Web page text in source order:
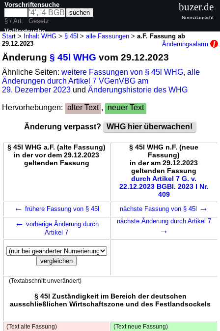
Start > Inhalt WHG > § 45l >alle Fassungen >a.F. Fassung ab
29.12.2023
Änderungsalarm
Änderung§ 45l WHG vom 29.12.2023
Ähnliche Seiten:weitere Fassungen von § 45l WHG,alle
Änderungen durch Artikel 7 VGenVBG am
29. Dezember 2023 undÄnderungshistorie des WHG
Hervorhebungen: alter Text , neuer Text
Änderung verpasst? WHG hier überwachen!
§ 45l WHG a.F. (alte Fassung)
in der vor dem 29.12.2023
geltenden Fassung
§ 45l WHG n.F. (neue
Fassung)
in der am 29.12.2023
geltenden Fassung
durch Artikel 7 G. v.
22.12.2023 BGBl. 2023 I Nr.
409
← frühere Fassung von § 45l nächste Fassung von § 45l →
← vorherige Änderung durch
Artikel 7
nächste Änderung durch Artikel 7
→
(Textabschnitt unverändert)
§ 45l Zuständigkeit im Bereich der deutschen
ausschließlichen Wirtschaftszone und des Festlandsockels
(Text alte Fassung) (Text neue Fassung)
Vorschriftensuche
§ / Art.
Gesetz
Volltextsuche
buzer.de
Normalansicht